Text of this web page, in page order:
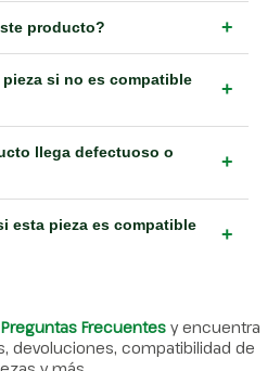
producto? +
si no es compatible
+
llega defectuoso o
+
esta pieza es compatible
+
Preguntas Frecuentes y encuentra
devoluciones, compatibilidad de